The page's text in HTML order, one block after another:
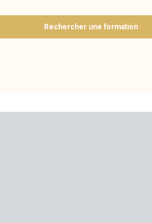
Rechercher une formation